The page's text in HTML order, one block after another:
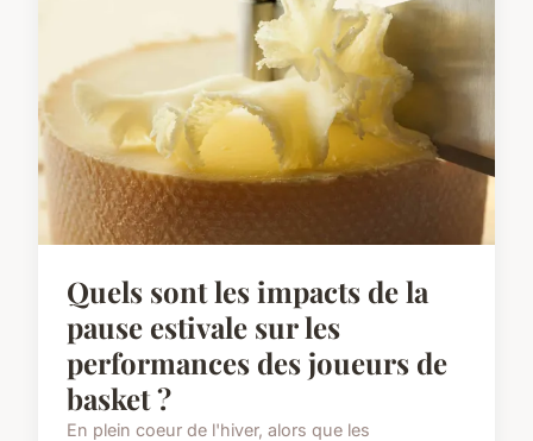
Quels sont les impacts de la
pause estivale sur les
performances des joueurs de
basket ?
En plein coeur de l'hiver, alors que les